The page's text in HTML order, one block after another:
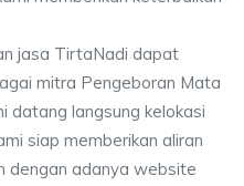
jasa TirtaNadi dapat
mitra Pengeboran Mata
datang langsung kelokasi
siap memberikan aliran
dengan adanya website